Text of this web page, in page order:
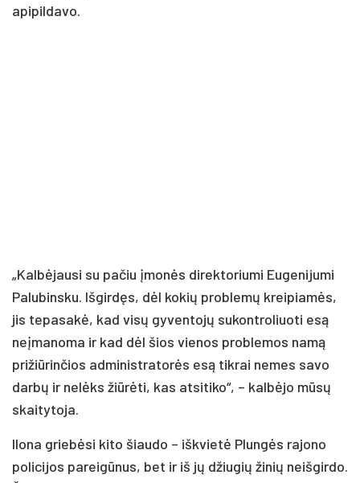
apipildavo.
„Kalbėjausi su pačiu įmonės direktoriumi Eugenijumi
Palubinsku. Išgirdęs, dėl kokių problemų kreipiamės,
jis tepasakė, kad visų gyventojų sukontroliuoti esą
neįmanoma ir kad dėl šios vienos problemos namą
prižiūrinčios administratorės esą tikrai nemes savo
darbų ir nelėks žiūrėti, kas atsitiko“, – kalbėjo mūsų
skaitytoja.
Ilona griebėsi kito šiaudo – iškvietė Plungės rajono
policijos pareigūnus, bet ir iš jų džiugių žinių neišgirdo.